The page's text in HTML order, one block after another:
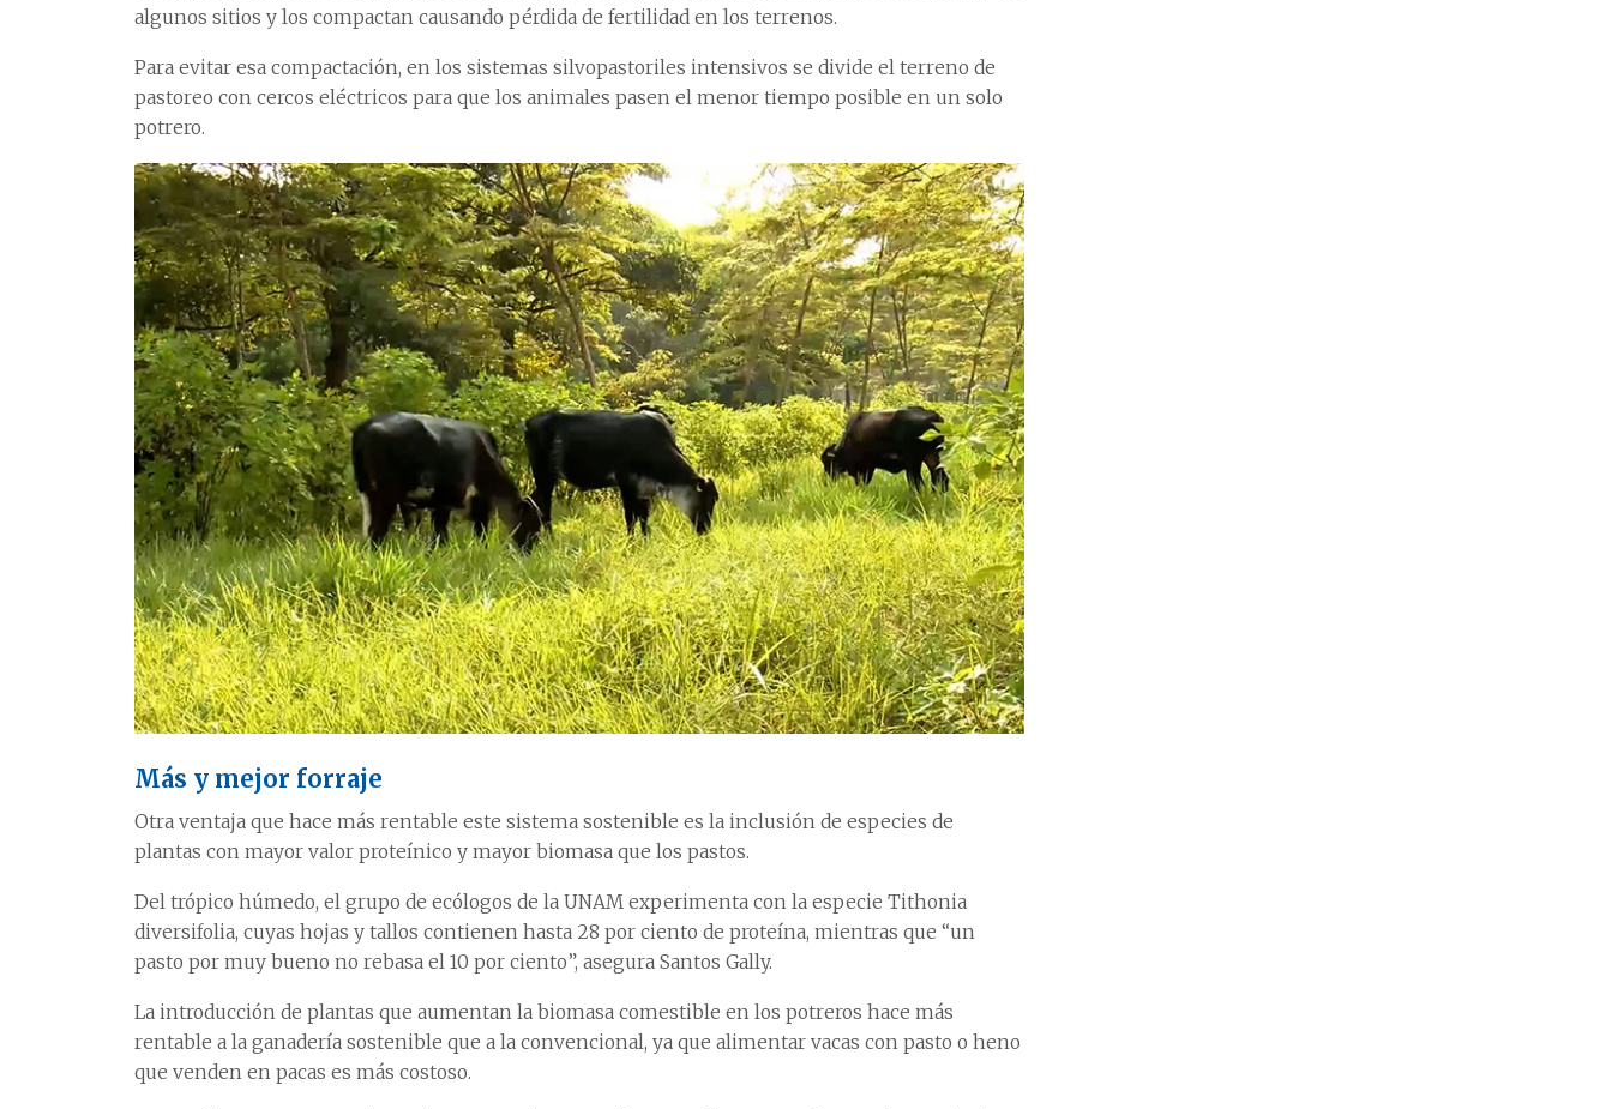
algunos sitios y los compactan causando pérdida de fertilidad en los terrenos.
Para evitar esa compactación, en los sistemas silvopastoriles intensivos se divide el terreno de
pastoreo con cercos eléctricos para que los animales pasen el menor tiempo posible en un solo
potrero.
Más y mejor forraje
Otra ventaja que hace más rentable este sistema sostenible es la inclusión de especies de
plantas con mayor valor proteínico y mayor biomasa que los pastos.
Del trópico húmedo, el grupo de ecólogos de la UNAM experimenta con la especie Tithonia
diversifolia, cuyas hojas y tallos contienen hasta 28 por ciento de proteína, mientras que “un
pasto por muy bueno no rebasa el 10 por ciento”, asegura Santos Gally.
La introducción de plantas que aumentan la biomasa comestible en los potreros hace más
rentable a la ganadería sostenible que a la convencional, ya que alimentar vacas con pasto o heno
que venden en pacas es más costoso.